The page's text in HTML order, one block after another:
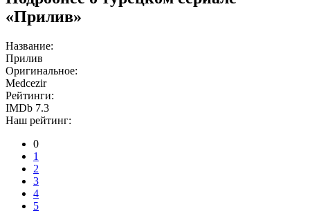
«Прилив»
Название:
Прилив
Оригинальное:
Medcezir
Рейтинги:
IMDb 7.3
Наш рейтинг:
0
1
2
3
4
5